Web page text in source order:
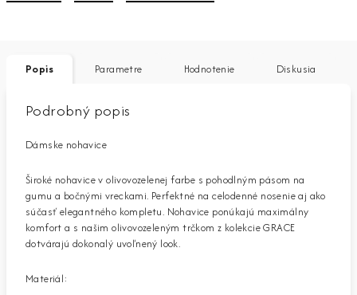
Popis Parametre Hodnotenie Diskusia
Podrobný popis
Dámske nohavice
Široké nohavice v olivovozelenej farbe s pohodlným pásom na
gumu a bočnými vreckami. Perfektné na celodenné nosenie aj ako
súčasť elegantného kompletu. Nohavice ponúkajú maximálny
komfort a s našim olivovozeleným trčkom z kolekcie GRACE
dotvárajú dokonalý uvoľnený look.
Materiál: